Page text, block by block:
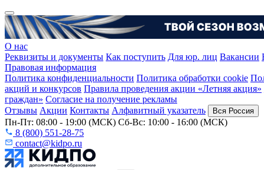
О нас
Реквизиты и документы Как поступить Для юр. лиц Вакансии
Правовая информация
Политика конфиденциальности Политика обработки cookie
акций и конкурсов Правила проведения акции «Летняя акция»
граждан» Согласие на получение рекламы
Отзывы Акции Контакты Алфавитный указатель Вся Россия
Пн-Пт: 08:00 - 19:00 (МСК) Сб-Вс: 10:00 - 16:00 (МСК)
8 (800) 551-28-75
contact@kidpo.ru